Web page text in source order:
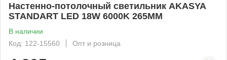
Настенно-потолочный светильник AKASYA
STANDART LED 18W 6000K 265MM
В наличии
Код: 122-15560
Опт и розница